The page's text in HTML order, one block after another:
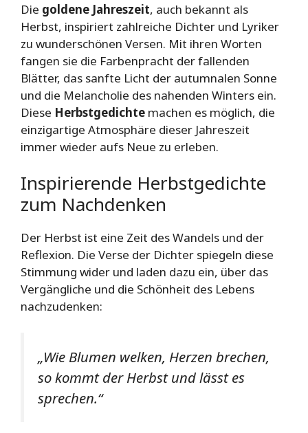
Die goldene Jahreszeit, auch bekannt als
Herbst, inspiriert zahlreiche Dichter und Lyriker
zu wunderschönen Versen. Mit ihren Worten
fangen sie die Farbenpracht der fallenden
Blätter, das sanfte Licht der autumnalen Sonne
und die Melancholie des nahenden Winters ein.
Diese Herbstgedichte machen es möglich, die
einzigartige Atmosphäre dieser Jahreszeit
immer wieder aufs Neue zu erleben.
Inspirierende Herbstgedichte
zum Nachdenken
Der Herbst ist eine Zeit des Wandels und der
Reflexion. Die Verse der Dichter spiegeln diese
Stimmung wider und laden dazu ein, über das
Vergängliche und die Schönheit des Lebens
nachzudenken:
„Wie Blumen welken, Herzen brechen,
so kommt der Herbst und lässt es
sprechen.“